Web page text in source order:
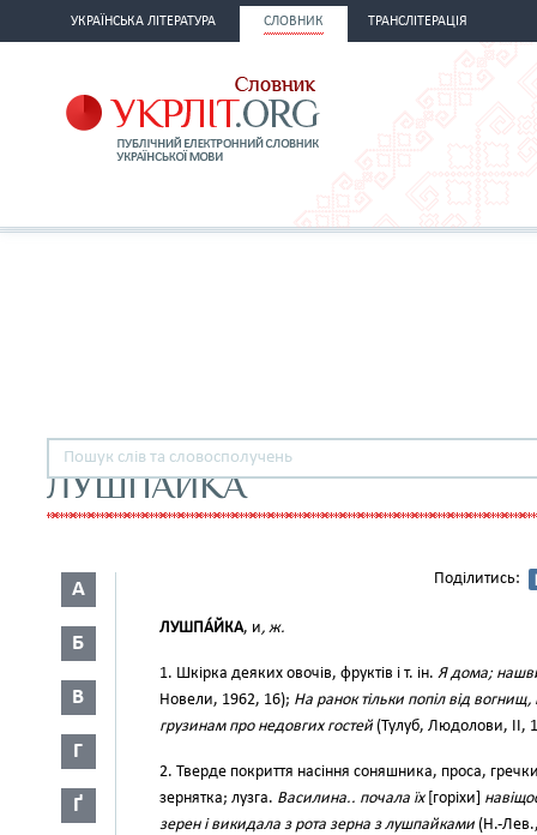
УКРАЇНСЬКА ЛІТЕРАТУРА СЛОВНИК ТРАНСЛІТЕРАЦІЯ
ЛУШПАЙКА
А
Б
В
Г
Ґ
Поділитись:
ЛУШПА́ЙКА, и, ж.
1. Шкірка деяких овочів, фруктів і т. ін. Я дома;
Новели, 1962, 16); На ранок тільки попіл від
грузинам про недовгих гостей (Тулуб, Людолови, II,
2. Тверде покриття насіння соняшника, проса,
зернятка; лузга. Василина.. почала їх[горіхи]
зерен і викидала з рота зерна з лушпайками (Н.-